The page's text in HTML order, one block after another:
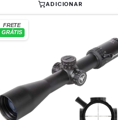
ADICIONAR